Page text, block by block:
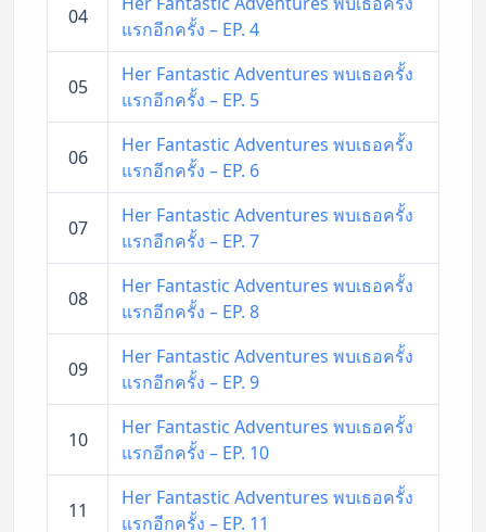
04
แรกอีกครั้ง – EP. 4
05
Her Fantastic Adventures พบเธอครั้ง
แรกอีกครั้ง – EP. 5
06
Her Fantastic Adventures พบเธอครั้ง
แรกอีกครั้ง – EP. 6
07
Her Fantastic Adventures พบเธอครั้ง
แรกอีกครั้ง – EP. 7
08
Her Fantastic Adventures พบเธอครั้ง
แรกอีกครั้ง – EP. 8
09
Her Fantastic Adventures พบเธอครั้ง
แรกอีกครั้ง – EP. 9
10
Her Fantastic Adventures พบเธอครั้ง
แรกอีกครั้ง – EP. 10
11
Her Fantastic Adventures พบเธอครั้ง
แรกอีกครั้ง – EP. 11